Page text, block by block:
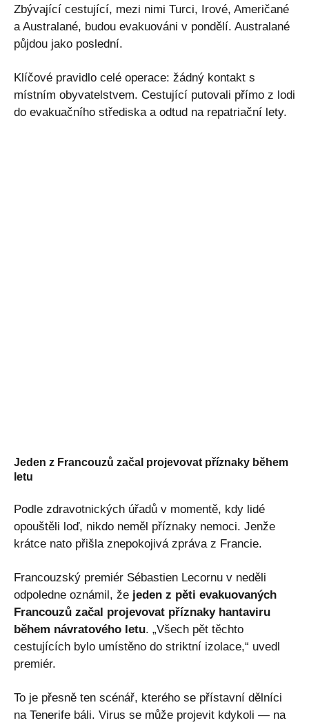
Zbývající cestující, mezi nimi Turci, Irové, Američané
a Australané, budou evakuováni v pondělí. Australané
půjdou jako poslední.
Klíčové pravidlo celé operace: žádný kontakt s
místním obyvatelstvem. Cestující putovali přímo z lodi
do evakuačního střediska a odtud na repatriační lety.
Jeden z Francouzů začal projevovat příznaky během
letu
Podle zdravotnických úřadů v momentě, kdy lidé
opouštěli loď, nikdo neměl příznaky nemoci. Jenže
krátce nato přišla znepokojivá zpráva z Francie.
Francouzský premiér Sébastien Lecornu v neděli
odpoledne oznámil, že jeden z pěti evakuovaných
Francouzů začal projevovat příznaky hantaviru
během návratového letu. „Všech pět těchto
cestujících bylo umístěno do striktní izolace,“ uvedl
premiér.
To je přesně ten scénář, kterého se přístavní dělníci
na Tenerife báli. Virus se může projevit kdykoli — na